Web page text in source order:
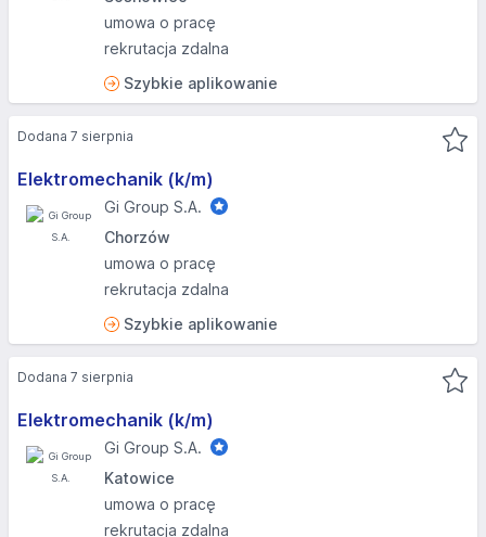
umowa o pracę
rekrutacja zdalna
Szybkie aplikowanie
Elektromechanik (k/m)
Gi Group S.A.
Chorzów
umowa o pracę
rekrutacja zdalna
Szybkie aplikowanie
Dodana 7 sierpnia
Elektromechanik (k/m)
Gi Group S.A.
Katowice
umowa o pracę
rekrutacja zdalna
Dodana 7 sierpnia